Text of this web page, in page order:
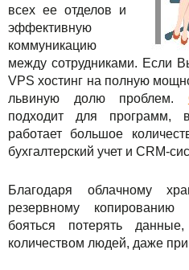
всех ее отделов и
эффективную
коммуникацию
между сотрудниками. Если
VPS хостинг на полную
львиную долю проблем.
подходит для программ,
работает большое
бухгалтерский учет и CRM-
Благодаря облачному
резервному
бояться потерять
количеством людей, даже